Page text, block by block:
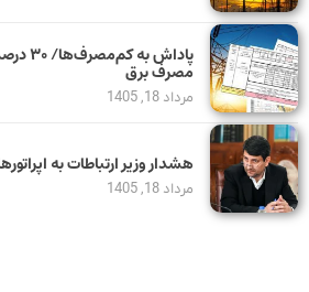
پاداش
مصرف برق
مرداد 18, 1405
هشدار وزیر ارتباطات به
مرداد 18, 1405